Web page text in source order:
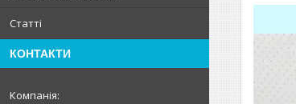
Статті
КОНТАКТИ